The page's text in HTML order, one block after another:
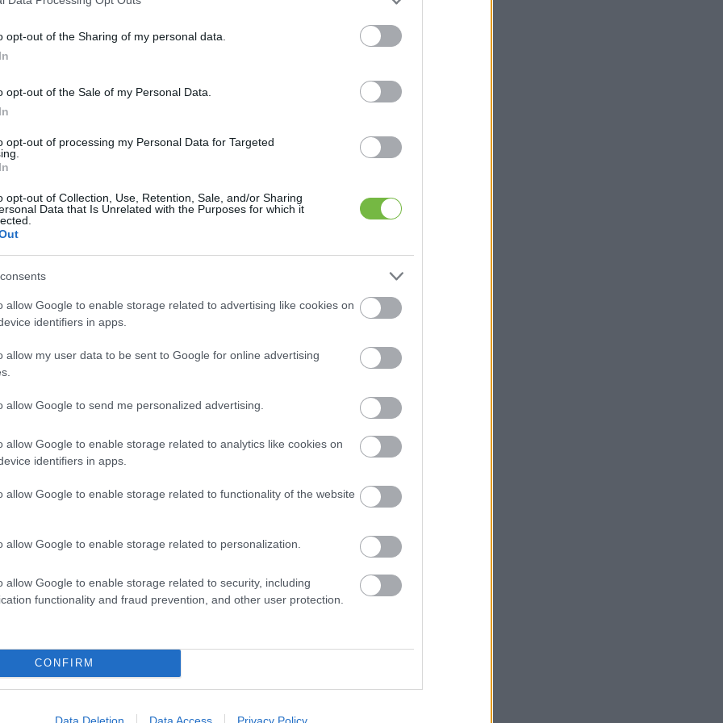
opt-out of the Sharing of my personal data.
opt-out of the Sale of my Personal Data.
opt-out of processing my Personal Data for Targeted
opt-out of Collection, Use, Retention, Sale, and/or Sharing
Data that Is Unrelated with the Purposes for which it
allow Google to enable storage related to advertising like cookies on
identifiers in apps.
allow my user data to be sent to Google for online advertising
allow Google to send me personalized advertising.
allow Google to enable storage related to analytics like cookies on
identifiers in apps.
allow Google to enable storage related to functionality of the website
allow Google to enable storage related to personalization.
allow Google to enable storage related to security, including
functionality and fraud prevention, and other user protection.
CONFIRM
Data Deletion Data Access Privacy Policy
vannak, hogy mivel lehet a kisült palacsintákat
soha nem lőhetsz mellé. De eheted mogyoróvajjal,
is, HA belefér a diétádba vagy éppen egy csalónapot
készítenél, akkor EZT a verziót mindenképpen
oldalon folytatódik:
3 Következő oldal